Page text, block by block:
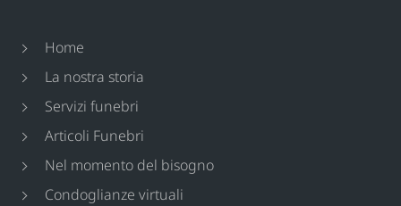
Home
La nostra storia
Servizi funebri
Articoli Funebri
Nel momento del bisogno
Condoglianze virtuali